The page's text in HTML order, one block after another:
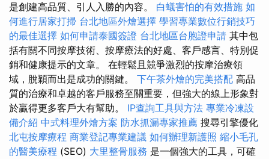
是創建高品質、引人入勝的內容。 白蟻害怕的有效措施 如
何進行居家打掃 台北地區外燴選擇 學習專業數位行銷技巧
的最佳選擇 如何申請泰國簽證 台北地區台胞證申請 其中包
括有關不同按摩技術、按摩療法的好處、客戶感言、特別促
銷和健康提示的文章。 在輕鬆且競爭激烈的按摩治療領
域，脫穎而出是成功的關鍵。 下午茶外燴的完美搭配 高品
質的治療和卓越的客戶服務至關重要，但強大的線上形象對
於贏得更多客戶大有幫助。 IP查詢工具與方法 專業冷凍設
備介紹 中式料理外燴方案 防水抓漏專家推薦 搜尋引擎優化
北屯按摩療程 商業登記專業建議 如何辦理新護照 縮小毛孔
的醫美療程 (SEO) 大里整骨服務 是一個強大的工具，可確